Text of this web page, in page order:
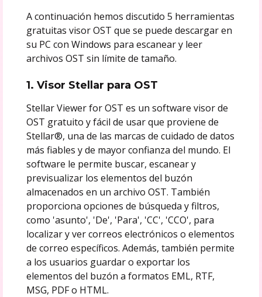
A continuación hemos discutido 5 herramientas
gratuitas visor OST que se puede descargar en
su PC con Windows para escanear y leer
archivos OST sin límite de tamaño.
1. Visor Stellar para OST
Stellar Viewer for OST es un software visor de
OST gratuito y fácil de usar que proviene de
Stellar®, una de las marcas de cuidado de datos
más fiables y de mayor confianza del mundo. El
software le permite buscar, escanear y
previsualizar los elementos del buzón
almacenados en un archivo OST. También
proporciona opciones de búsqueda y filtros,
como 'asunto', 'De', 'Para', 'CC', 'CCO', para
localizar y ver correos electrónicos o elementos
de correo específicos. Además, también permite
a los usuarios guardar o exportar los
elementos del buzón a formatos EML, RTF,
MSG, PDF o HTML.